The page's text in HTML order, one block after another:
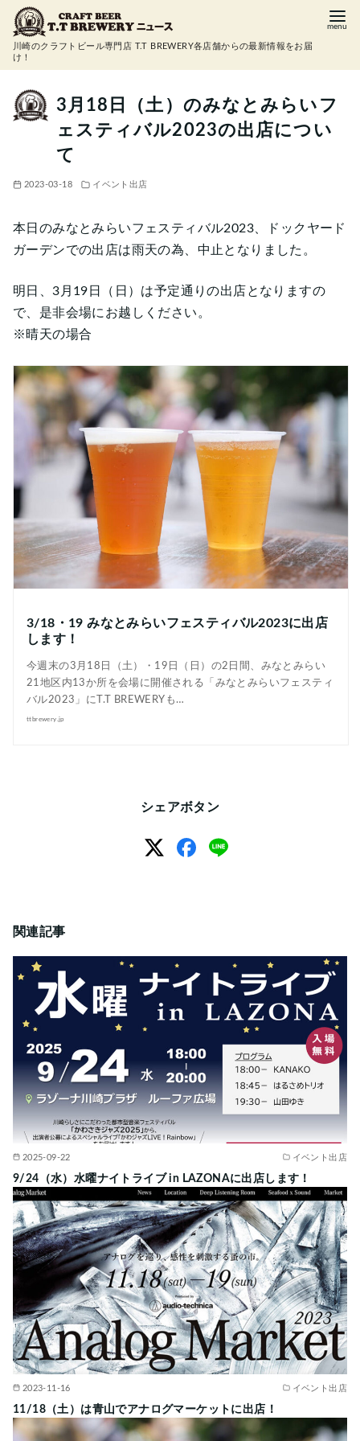
川崎のクラフトビール専門店 T.T BREWERY各店舗からの最新情報をお届
け！
3月18日（土）のみなとみらいフ
ェスティバル2023の出店につい
て
2023-03-18 イベント出店
本日のみなとみらいフェスティバル2023、ドックヤード
ガーデンでの出店は雨天の為、中止となりました。
明日、3月19日（日）は予定通りの出店となりますの
で、是非会場にお越しください。
※晴天の場合
3/18・19 みなとみらいフェスティバル2023に出店
します！
今週末の3月18日（土）・19日（日）の2日間、みなとみらい
21地区内13か所を会場に開催される「みなとみらいフェスティ
バル2023」にT.T BREWERYも…
ttbrewery.jp
シェアボタン
関連記事
2025-09-22 イベント出店
9/24（水）水曜ナイトライブ in LAZONAに出店します！
2023-11-16 イベント出店
11/18（土）は青山でアナログマーケットに出店！